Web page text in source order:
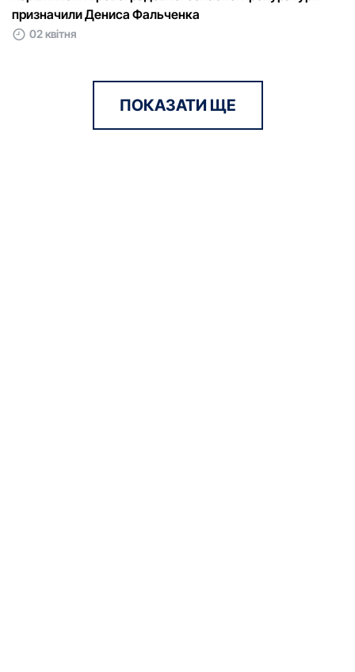
призначили Дениса Фальченка
02 квітня
ПОКАЗАТИ ЩЕ